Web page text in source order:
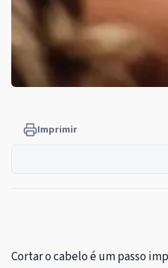
Imprimir
Cortar o cabelo é um passo